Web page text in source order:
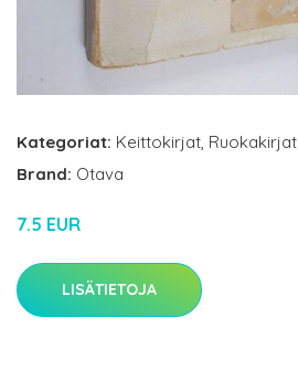
Kategoriat: Keittokirjat, Ruokakirjat
Brand: Otava
7.5 EUR
LISÄTIETOJA